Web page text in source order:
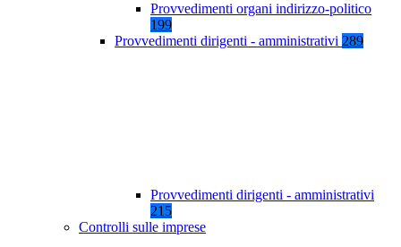
Provvedimenti organi indirizzo-politico
199
Provvedimenti dirigenti - amministrativi 289
Provvedimenti dirigenti - amministrativi
215
Controlli sulle imprese